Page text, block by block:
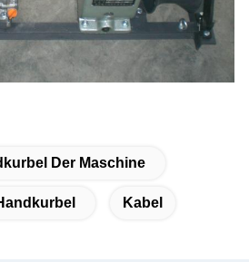
Der Maschine
Kabel